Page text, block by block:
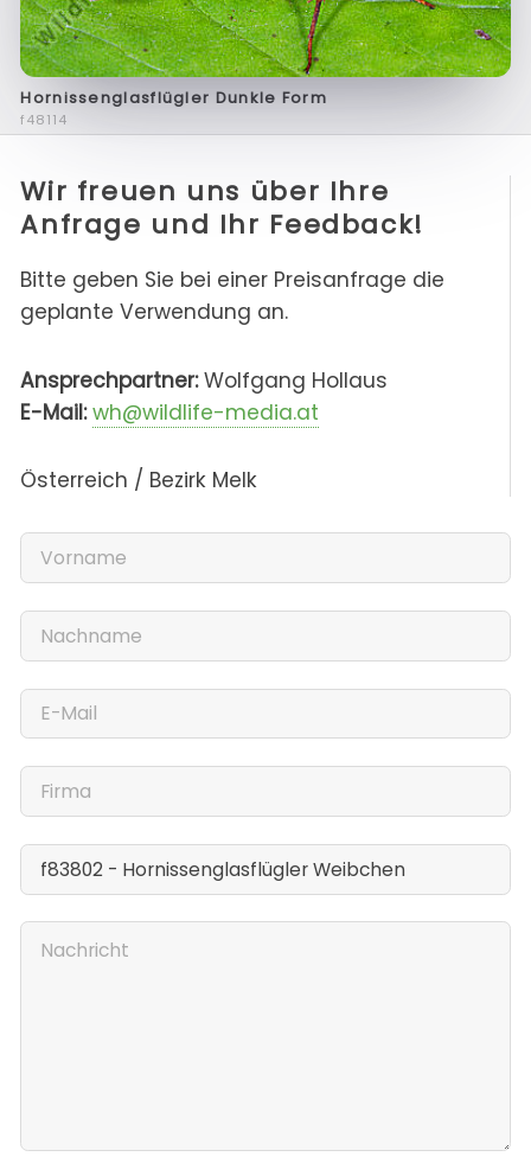
Hornissenglasflügler Dunkle Form
f48114
Wir freuen uns über Ihre
Anfrage und Ihr Feedback!
Bitte geben Sie bei einer Preisanfrage die
geplante Verwendung an.
Ansprechpartner:Wolfgang Hollaus
E-Mail: wh@wildlife-media.at
Österreich / Bezirk Melk